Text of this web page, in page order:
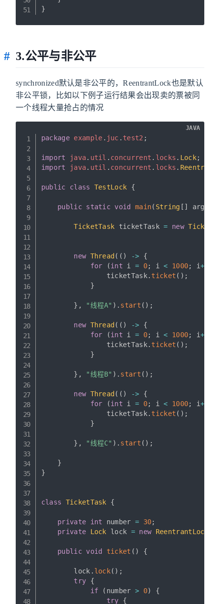
}
3.公平与非公平
synchronized默认是非公平的，ReentrantLock也是默认
非公平锁，比如以下例子运行结果会出现卖的票被同
一个线程大量抢占的情况
package example . juc . test2 ;
import java. util . concurrent . locks . Lock;
import
java. util . concurrent . locks .
public class TestLock {
public static void main( String [ ] args
TicketTask ticketTask = new
new Thread ( ( ) ->
{
for
(int i = 0; i < 1000; i++
                ticketTask
. ticket ( ) ;
}
} , "线程A" ) . start ( ) ;
new Thread ( ( ) ->
{
for
(int i = 0; i < 1000; i++
                ticketTask
. ticket ( ) ;
}
} , "线程B" ) . start ( ) ;
new Thread ( ( ) ->
{
for
(int i = 0; i < 1000; i++
                ticketTask
. ticket ( ) ;
}
} , "线程C" ) . start ( ) ;
}
}
class TicketTask {
private int number = 30;
private
Lock lock = new ReentrantLock
public void ticket ( ) {
        lock
. lock( ) ;
try
{
if
( number > 0)
{
try
{
JAVA